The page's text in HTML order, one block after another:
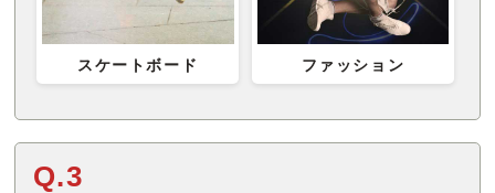
スケートボード ファッション
Q.3